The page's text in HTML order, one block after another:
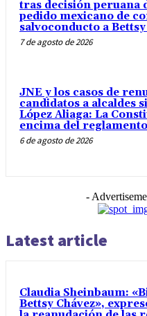
tras decisión peruana
pedido mexicano de
salvoconducto a Bettsy
7 de agosto de 2026
JNE y los casos de
candidatos a alcaldes
López Aliaga: La
encima del reglamento
6 de agosto de 2026
-
Latest article
Claudia Sheinbaum:
Bettsy Chávez»,